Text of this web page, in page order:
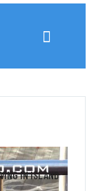
IN ISLAND